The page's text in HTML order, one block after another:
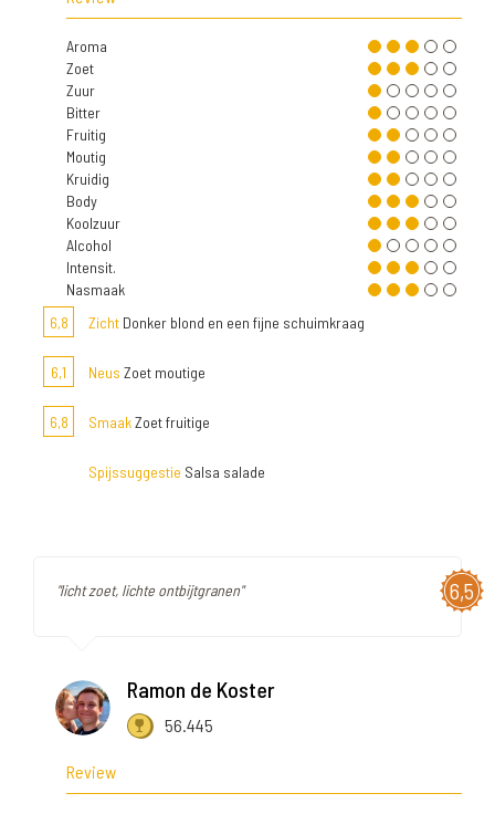
Aroma
Zoet
Zuur
Bitter
Fruitig
Moutig
Kruidig
Body
Koolzuur
Alcohol
Intensit.
Nasmaak
6,8
Zicht Donker blond en een fijne schuimkraag
6,1 Neus Zoet moutige
6,8 SmaakZoet fruitige
Spijssuggestie Salsa salade
6,5
"licht zoet, lichte ontbijtgranen"
Ramon de Koster
56.445
Review